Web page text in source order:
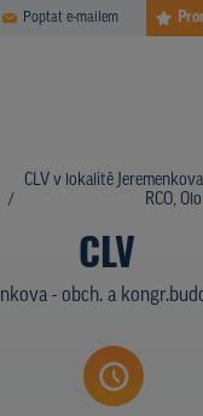
Poptat e-mailem
Dokončit
ČASTÉ DOTAZY
PLOCHY V AKCI
TYPY NOSIČŮ
CLV v lokalitě
RCO,
CLV
- obch. a